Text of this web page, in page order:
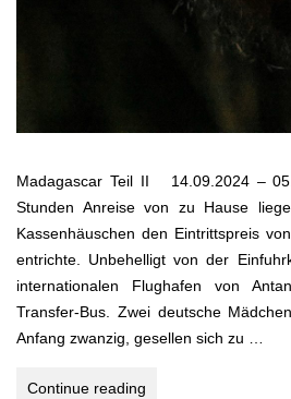
Madagascar Teil II 14.09.2024 –
Stunden Anreise von zu Hause
Kassenhäuschen den Eintrittspreis
entrichte. Unbehelligt von der
internationalen Flughafen von
Transfer-Bus. Zwei deutsche
Anfang zwanzig, gesellen sich zu …
Continue reading